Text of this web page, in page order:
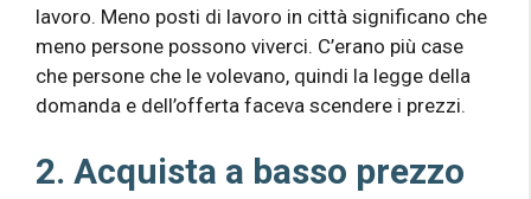
lavoro. Meno posti di lavoro in città significano che
meno persone possono viverci. C’erano più case
che persone che le volevano, quindi la legge della
domanda e dell’offerta faceva scendere i prezzi.
2. Acquista a basso prezzo